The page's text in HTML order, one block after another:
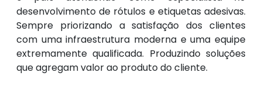
desenvolvimento de rótulos e etiquetas adesivas.
Sempre priorizando a satisfação dos clientes
com uma infraestrutura moderna e uma equipe
extremamente qualificada. Produzindo soluções
que agregam valor ao produto do cliente.